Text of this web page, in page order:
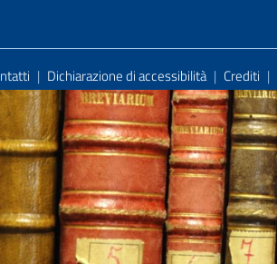
| Dichiarazione di accessibilità | Crediti |